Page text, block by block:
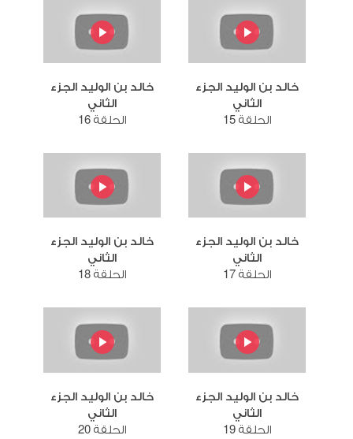
خالد بن الوليد الجزء
الثاني
الحلقة 15
خالد بن الوليد الجزء
الثاني
الحلقة 16
خالد بن الوليد الجزء
الثاني
الحلقة 17
خالد بن الوليد الجزء
الثاني
الحلقة 18
خالد بن الوليد الجزء
الثاني
الحلقة 19
خالد بن الوليد الجزء
الثاني
الحلقة 20